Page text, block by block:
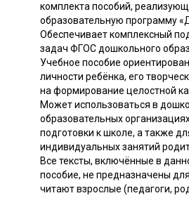
комплекта пособий,
образовательную программу
Обеспечивает комплексный
задач ФГОС дошкольного
Учебное пособие
личности ребёнка, его
на формирование целостной
Может использоваться в
образовательных
подготовки к школе, а также
индивидуальных занятий
Все тексты, включённые в
пособие, не предназначены
читают взрослые (педагоги,